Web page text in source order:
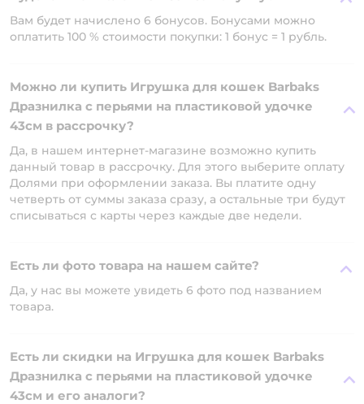
Вам будет начислено 6 бонусов. Бонусами можно
оплатить 100 % стоимости покупки: 1 бонус = 1 рубль.
Можно ли купить Игрушка для кошек Barbaks
Дразнилка с перьями на пластиковой удочке
43см в рассрочку?
Да, в нашем интернет-магазине возможно купить
данный товар в рассрочку. Для этого выберите оплату
Долями при оформлении заказа. Вы платите одну
четверть от суммы заказа сразу, а остальные три будут
списываться с карты через каждые две недели.
Есть ли фото товара на нашем сайте?
Да, у нас вы можете увидеть 6 фото под названием
товара.
Есть ли скидки на Игрушка для кошек Barbaks
Дразнилка с перьями на пластиковой удочке
43см и его аналоги?